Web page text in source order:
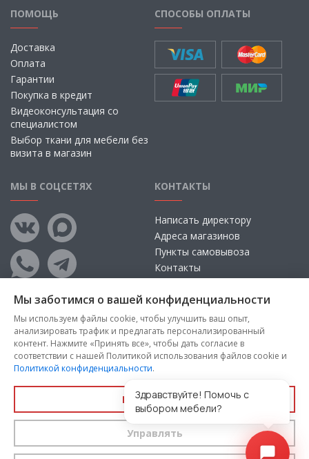
ПОМОЩЬ
Доставка
Оплата
Гарантии
Покупка в кредит
Видеоконсультация со
специалистом
Выбор ткани для мебели без
визита в магазин
СПОСОБЫ ОПЛАТЫ
МЫ В СОЦСЕТЯХ КОНТАКТЫ
Написать директору
Адреса магазинов
Пункты самовывоза
Контакты
Copyright © 2026, ООО «100 Диванов» — Все права защищены
Администрация Сайта не несет ответственности за
размещаемые Пользователями материалы, их содержание,
качество.
политики конфиденциальностии
пользовательского соглашениякаждый раз, когда оставляете
свои данные в любой форме обратной связи на сайте
Мы заботимся о вашей конфиденциальности
Мы используем файлы cookie, чтобы улучшить ваш опыт,
анализировать трафик и предлагать персонализированный
контент. Нажмите «Принять все», чтобы дать согласие в
соответствии с нашей Политикой использования файлов cookie и
Политикой конфиденциальности.
Принять все
Управлять
Здравствуйте! Помочь с
выбором мебели?